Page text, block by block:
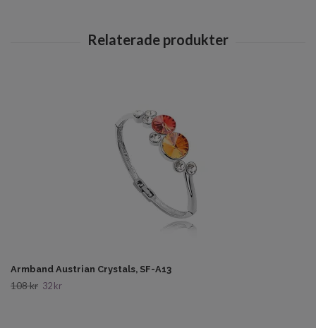
Armband Austrian Crystals, SF-A13
108 kr 32 kr